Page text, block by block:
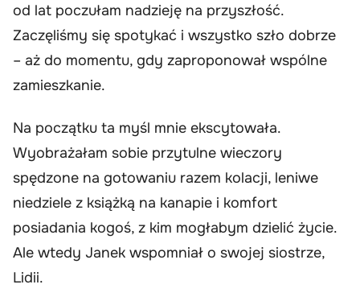
od lat poczułam nadzieję na przyszłość.
Zaczęliśmy się spotykać i wszystko szło dobrze
– aż do momentu, gdy zaproponował wspólne
zamieszkanie.
Na początku ta myśl mnie ekscytowała.
Wyobrażałam sobie przytulne wieczory
spędzone na gotowaniu razem kolacji, leniwe
niedziele z książką na kanapie i komfort
posiadania kogoś, z kim mogłabym dzielić życie.
Ale wtedy Janek wspomniał o swojej siostrze,
Lidii.